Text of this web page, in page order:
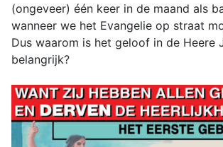
(ongeveer) één keer in de maand als
wanneer we het Evangelie op straat
Dus waarom is het geloof in de Heere
belangrijk?